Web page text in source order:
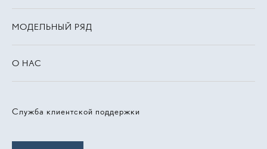
Служба клиентской поддержки
МОДЕЛЬНЫЙ РЯД
О НАС